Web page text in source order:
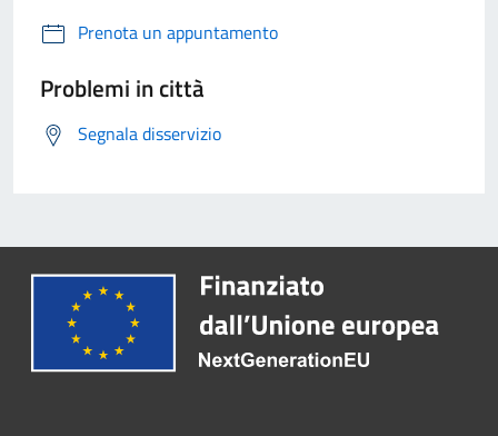
Prenota un appuntamento
Problemi in città
Segnala disservizio